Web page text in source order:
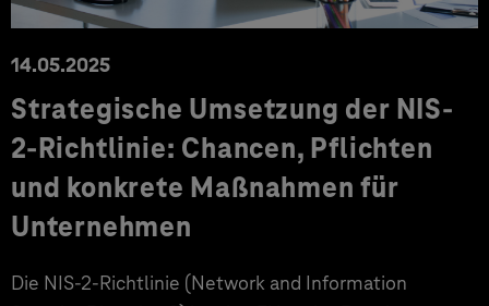
14.05.2025
Strategische Umsetzung der NIS-
2-Richtlinie: Chancen, Pflichten
und konkrete Maßnahmen für
Unternehmen
Die NIS-2-Richtlinie (Network and Information